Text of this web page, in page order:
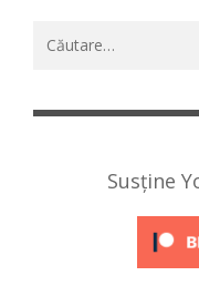
Caută
Susține